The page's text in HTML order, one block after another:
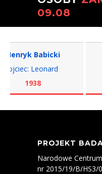
09.08
Babicki
Leonard
1938
PROJEKT
Narodowe
nr 2015/19/B/HS3/